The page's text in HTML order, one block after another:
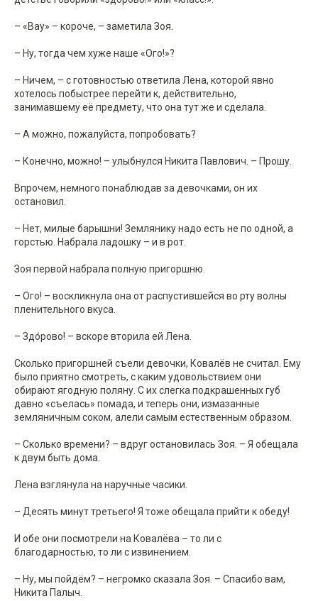
– «Вау» – короче, – заметила Зоя.
– Ну, тогда чем хуже наше «Ого!»?
– Ничем, – с готовностью ответила Лена, которой явно
хотелось побыстрее перейти к, действительно,
занимавшему её предмету, что она тут же и сделала.
– А можно, пожалуйста, попробовать?
– Конечно, можно! – улыбнулся Никита Павлович. – Прошу.
Впрочем, немного понаблюдав за девочками, он их
остановил.
– Нет, милые барышни! Землянику надо есть не по одной, а
горстью. Набрала ладошку – и в рот.
Зоя первой набрала полную пригоршню.
– Ого! – воскликнула она от распустившейся во рту волны
пленительного вкуса.
– Здо́рово! – вскоре вторила ей Лена.
Сколько пригоршней съели девочки, Ковалёв не считал. Ему
было приятно смотреть, с каким удовольствием они
обирают ягодную поляну. С их слегка подкрашенных губ
давно «съелась» помада, и теперь они, измазанные
земляничным соком, алели самым естественным образом.
– Сколько времени? – вдруг остановилась Зоя. – Я обещала
к двум быть дома.
Лена взглянула на наручные часики.
– Десять минут третьего! Я тоже обещала прийти к обеду!
И обе они посмотрели на Ковалёва – то ли с
благодарностью, то ли с извинением.
– Ну, мы пойдём? – негромко сказала Зоя. – Спасибо вам,
Никита Палыч.